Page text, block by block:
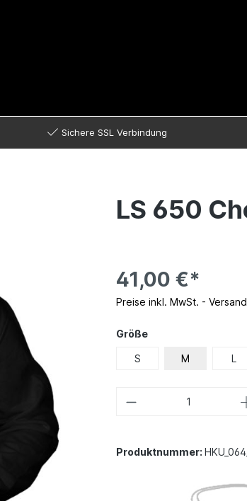
Sichere SSL Verbindung
LS 650
41,00 €*
Preise inkl. MwSt. -
Größe
S M L
Produktnummer: